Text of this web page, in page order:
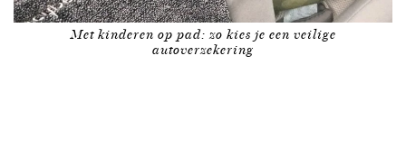
Met kinderen op pad: zo kies je een veilige
autoverzekering